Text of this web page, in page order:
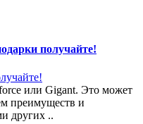
получайте!
или Gigant. Это может
преимуществ и
других ..